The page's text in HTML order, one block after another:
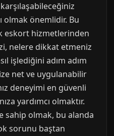
olmak önemlidir. Bu
eskort hizmetlerinden
nelere dikkat etmeniz
işlediğini adım adım
net ve uygulanabilir
deneyimi en güvenli
yardımcı olmaktır.
sahip olmak, bu alanda
sorunu baştan